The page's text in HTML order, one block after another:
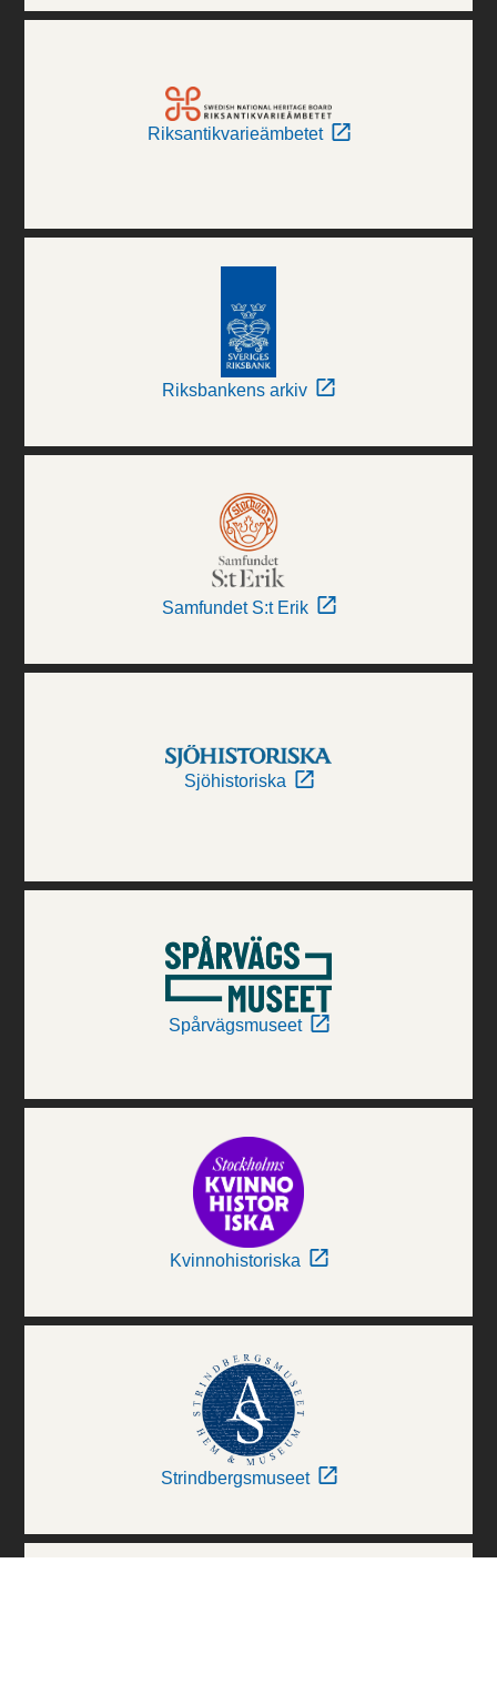
Riksantikvarieämbetet
Riksbankens arkiv
Samfundet S:t Erik
Sjöhistoriska
Spårvägsmuseet
Kvinnohistoriska
Strindbergsmuseet